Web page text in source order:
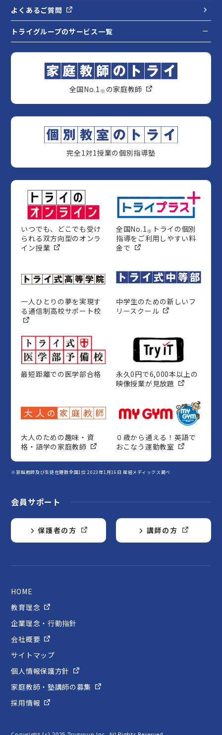
よくあるご質問
トライグループのサービス一覧
全国No.1 ※ の家庭教師
完全1対1授業の個別指導塾
いつでも、どこでも受け
られる双方向型のオンラ
イン授業
全国No.1※ トライの個別
指導をご利用しやすい料
金で
一人ひとりの夢を実現す
る通信制高校サポート校
中学生のための新しいフ
リースクール
最短距離での医学部合格
永久0円で6,000本以上の
映像授業が見放題
大人のための趣味・資
格・語学の家庭教師
０歳から通える！英語で
おこなう運動教室
※家庭教師及び生徒在籍数全国1位 2023年1月16日 産經メディックス調べ
会員サポート
保護者の方 講師の方
HOME
教育理念
企業理念・行動指針
会社概要
サイトマップ
個人情報保護方針
家庭教師・塾講師の募集
採用情報